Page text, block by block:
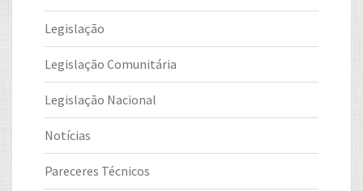
Legislação
Legislação Comunitária
Legislação Nacional
Notícias
Pareceres Técnicos